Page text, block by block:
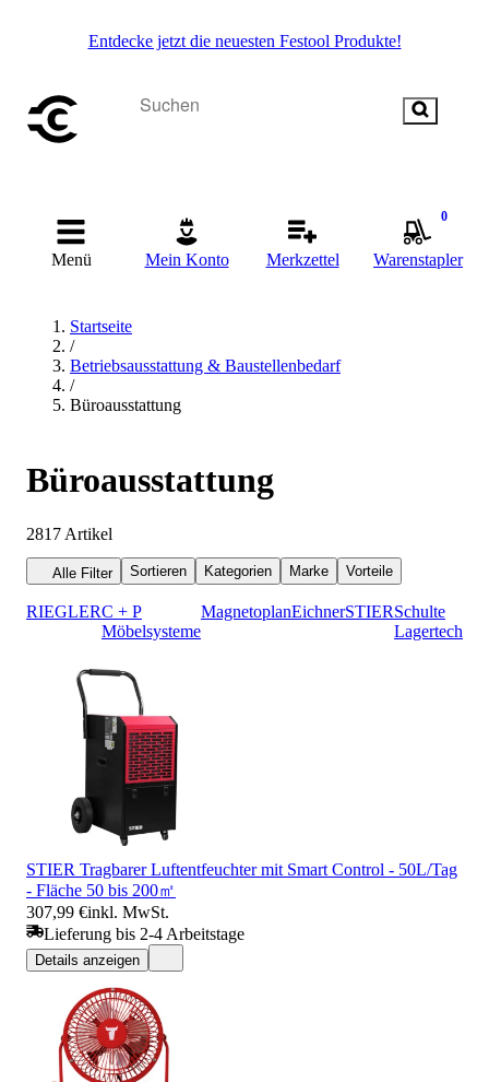
Entdecke jetzt die neuesten Festool Produkte!
Menü Mein Konto Merkzettel
0
Warenstapler
Startseite
/
Betriebsausstattung & Baustellenbedarf
/
Büroausstattung
Büroausstattung
2817 Artikel
Alle Filter Sortieren Kategorien Marke Vorteile
RIEGLERC + P
Möbelsysteme
MagnetoplanEichnerSTIERSchulte
Lagertechnik
STIER Tragbarer Luftentfeuchter mit Smart Control - 50L/Tag
- Fläche 50 bis 200㎡
307,99 €inkl. MwSt.
Lieferung bis 2-4 Arbeitstage
Details anzeigen